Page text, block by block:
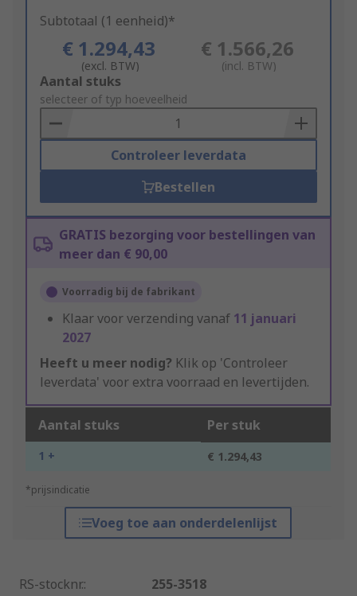
Subtotaal (1 eenheid)*
€ 1.294,43
(excl. BTW)
€ 1.566,26
(incl. BTW)
Add
to
Basket
Aantal stuks
selecteer of typ hoeveelheid
Controleer leverdata
Bestellen
GRATIS bezorging voor bestellingen van
meer dan € 90,00
Voorradig bij de fabrikant
Klaar voor verzending vanaf 11 januari
2027
Heeft u meer nodig? Klik op 'Controleer
leverdata' voor extra voorraad en levertijden.
Aantal stuks Per stuk
1 + € 1.294,43
*prijsindicatie
Voeg toe aan onderdelenlijst
RS-stocknr.:
255-3518